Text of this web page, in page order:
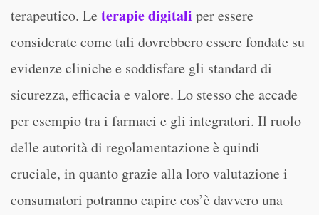
terapeutico. Le terapie digitali per essere
considerate come tali dovrebbero essere fondate su
evidenze cliniche e soddisfare gli standard di
sicurezza, efficacia e valore. Lo stesso che accade
per esempio tra i farmaci e gli integratori. Il ruolo
delle autorità di regolamentazione è quindi
cruciale, in quanto grazie alla loro valutazione i
consumatori potranno capire cos’è davvero una